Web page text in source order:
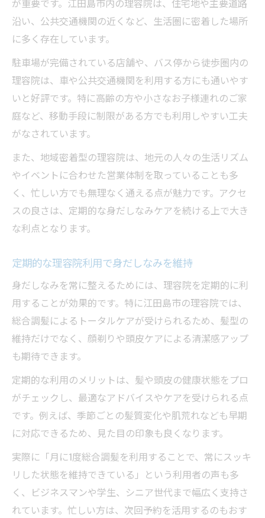
が重要です。江田島市内の理容院は、住宅地や主要道路
沿い、公共交通機関の近くなど、生活圏に密着した場所
に多く存在しています。
駐車場が完備されている店舗や、バス停から徒歩圏内の
理容院は、車や公共交通機関を利用する方にも通いやす
いと好評です。特に高齢の方や小さなお子様連れのご家
庭など、移動手段に制限がある方でも利用しやすい工夫
がなされています。
また、地域密着型の理容院は、地元の人々の生活リズム
やイベントに合わせた営業体制を取っていることも多
く、忙しい方でも無理なく通える点が魅力です。アクセ
スの良さは、定期的な身だしなみケアを続ける上で大き
な利点となります。
定期的な理容院利用で身だしなみを維持
身だしなみを常に整えるためには、理容院を定期的に利
用することが効果的です。特に江田島市の理容院では、
総合調髪によるトータルケアが受けられるため、髪型の
維持だけでなく、顔剃りや頭皮ケアによる清潔感アップ
も期待できます。
定期的な利用のメリットは、髪や頭皮の健康状態をプロ
がチェックし、最適なアドバイスやケアを受けられる点
です。例えば、季節ごとの髪質変化や肌荒れなども早期
に対応できるため、見た目の印象も良くなります。
実際に「月に1度総合調髪を利用することで、常にスッキ
リした状態を維持できている」という利用者の声も多
く、ビジネスマンや学生、シニア世代まで幅広く支持さ
れています。忙しい方は、次回予約を活用するのもおす